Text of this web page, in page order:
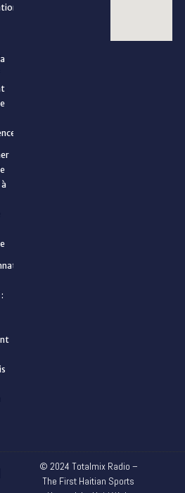
© 2024 Totalmix Radio –
The First Haitian Sports